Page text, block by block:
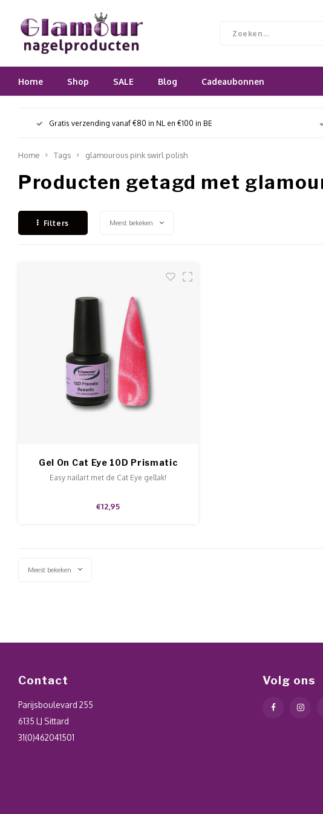
Home Shop SALE Blog Cadeaubonnen
Gratis verzending vanaf €80 in NL en €100 in BE
Home Tags glamourous pink swirl polish
Producten getagd met
Filters Meest bekeken
Gel On Cat Eye 10D Prismatic
Romantic
Easy nailart met de Cat Eye gellak!
€12,95
Meest bekeken
Contact
Parijsboulevard 255
6135 LJ Sittard
31(0)462041501
Volg ons